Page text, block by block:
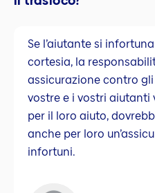
Se l’aiutante si
cortesia, la
assicurazione contro
vostre e i vostri aiutanti
per il loro aiuto,
anche per loro
infortuni.